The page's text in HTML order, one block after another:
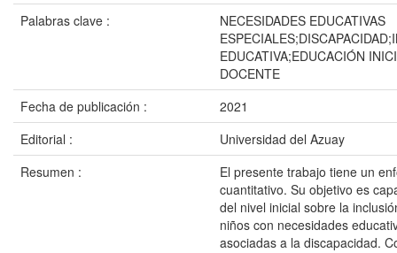
Palabras clave :
NECESIDADES EDUCATIVAS
EDUCATIVA;EDUCACIÓN
DOCENTE
Fecha de publicación :
2021
Editorial :
Universidad del Azuay
Resumen :
El presente trabajo tiene un
cuantitativo. Su objetivo es
del nivel inicial sobre la
niños con necesidades
asociadas a la discapacidad.